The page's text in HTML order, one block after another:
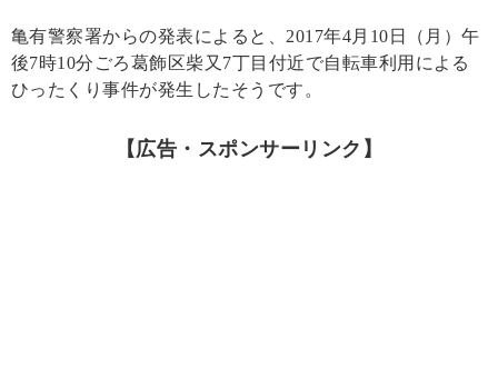
亀有警察署からの発表によると、2017年4月10日（月）午
後7時10分ごろ葛飾区柴又7丁目付近で自転車利用による
ひったくり事件が発生したそうです。
【広告・スポンサーリンク】